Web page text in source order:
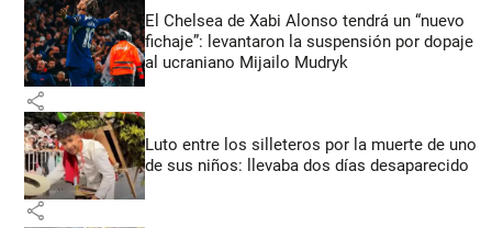
El Chelsea de Xabi Alonso tendrá un “nuevo
fichaje”: levantaron la suspensión por dopaje
al ucraniano Mijailo Mudryk
share
Luto entre los silleteros por la muerte de uno
de sus niños: llevaba dos días desaparecido
share